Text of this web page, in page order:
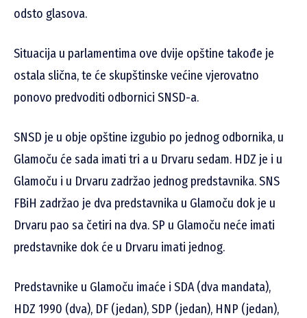
odsto glasova.
Situacija u parlamentima ove dvije opštine takođe je
ostala slična, te će skupštinske većine vjerovatno
ponovo predvoditi odbornici SNSD-a.
SNSD je u obje opštine izgubio po jednog odbornika, u
Glamoču će sada imati tri a u Drvaru sedam. HDZ je i u
Glamoču i u Drvaru zadržao jednog predstavnika. SNS
FBiH zadržao je dva predstavnika u Glamoču dok je u
Drvaru pao sa četiri na dva. SP u Glamoču neće imati
predstavnike dok će u Drvaru imati jednog.
Predstavnike u Glamoču imaće i SDA (dva mandata),
HDZ 1990 (dva), DF (jedan), SDP (jedan), HNP (jedan),